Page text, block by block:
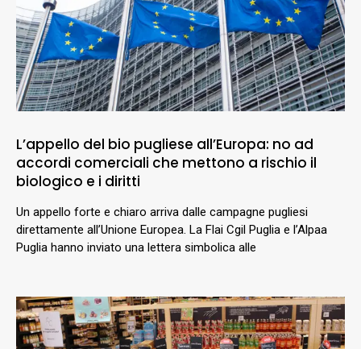
L’appello del bio pugliese all’Europa: no ad
accordi comerciali che mettono a rischio il
biologico e i diritti
Un appello forte e chiaro arriva dalle campagne pugliesi
direttamente all’Unione Europea. La Flai Cgil Puglia e l’Alpaa
Puglia hanno inviato una lettera simbolica alle